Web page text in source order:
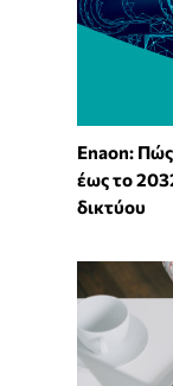
Enaon:
έως το
δικτύου